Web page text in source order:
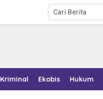
Kriminal Ekobis Hukum